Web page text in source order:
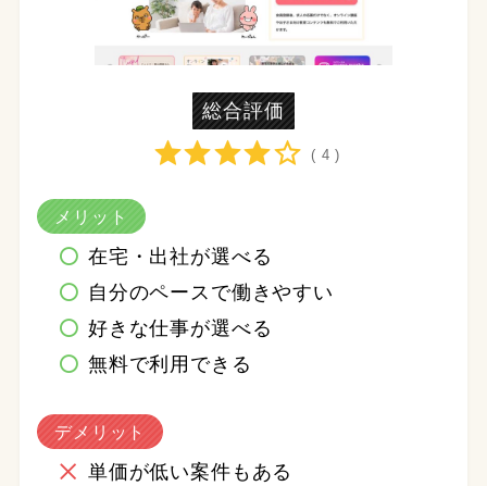
総合評価
( 4 )
メリット
在宅・出社が選べる
自分のペースで働きやすい
好きな仕事が選べる
無料で利用できる
デメリット
単価が低い案件もある